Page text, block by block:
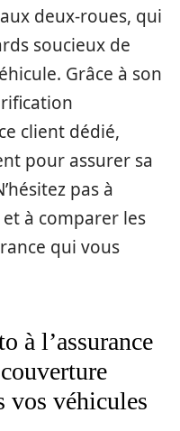
deux-roues, qui
soucieux de
Grâce à son
client dédié,
pour assurer sa
pas à
à comparer les
qui vous
à l’assurance
vos véhicules